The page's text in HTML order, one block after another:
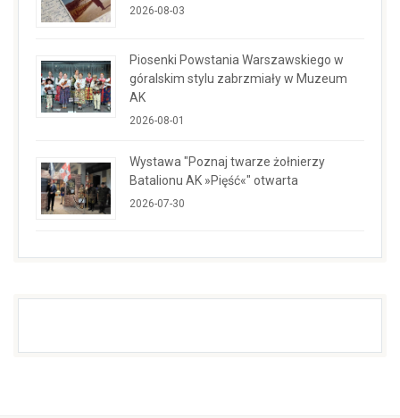
2026-08-03
Piosenki Powstania Warszawskiego w
góralskim stylu zabrzmiały w Muzeum
AK
2026-08-01
Wystawa "Poznaj twarze żołnierzy
Batalionu AK »Pięść«" otwarta
2026-07-30